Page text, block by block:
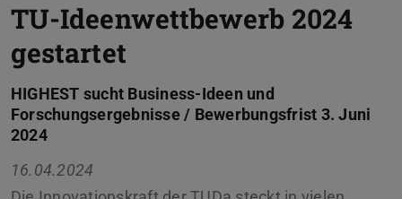
TU-Ideenwettbewerb 2024
gestartet
HIGHEST sucht Business-Ideen und
Forschungsergebnisse / Bewerbungsfrist 3. Juni
2024
16.04.2024